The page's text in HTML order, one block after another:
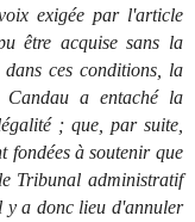
exigée par l'article
être acquise sans la
ces conditions, la
a entaché la
; que, par suite,
à soutenir que
Tribunal administratif
y a donc lieu d'annuler